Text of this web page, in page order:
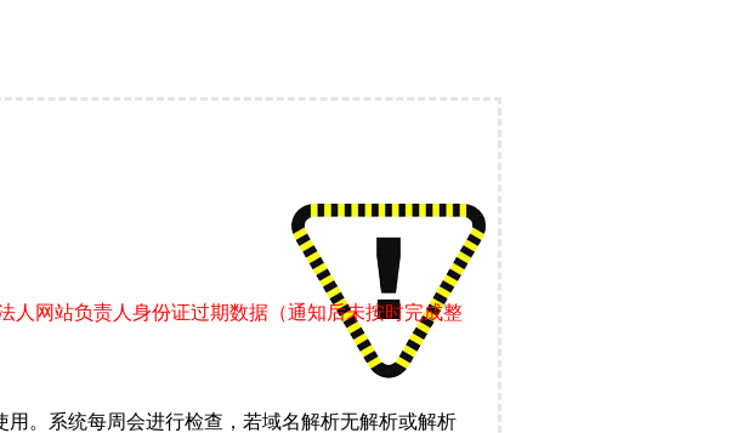
人网站负责人身份证过期数据（通知后未按时完成整
。系统每周会进行检查，若域名解析无解析或解析